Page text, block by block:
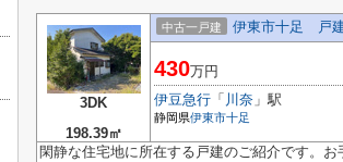
3DK
198.39㎡
中古一戸建 伊東市十足 戸
430万円
伊豆急行 「 川奈 」駅
静岡県伊東市十足
閑静な住宅地に所在する戸建のご紹介です。